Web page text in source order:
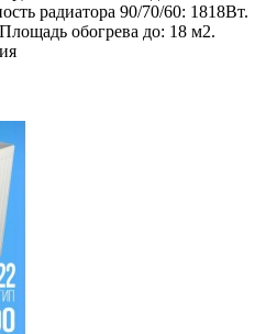
радиатора 90/70/60: 1818Вт.
обогрева до: 18 м2.